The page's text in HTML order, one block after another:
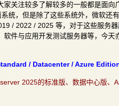
家关注较多了解较多的一般都是面
统，但是除了这些系统外，微软
/ 2022 / 2025 等，对于这些服务
软件与应用开发测试服务器等，今
/ Datacenter / Azure
2025的标准版、数据中心版、